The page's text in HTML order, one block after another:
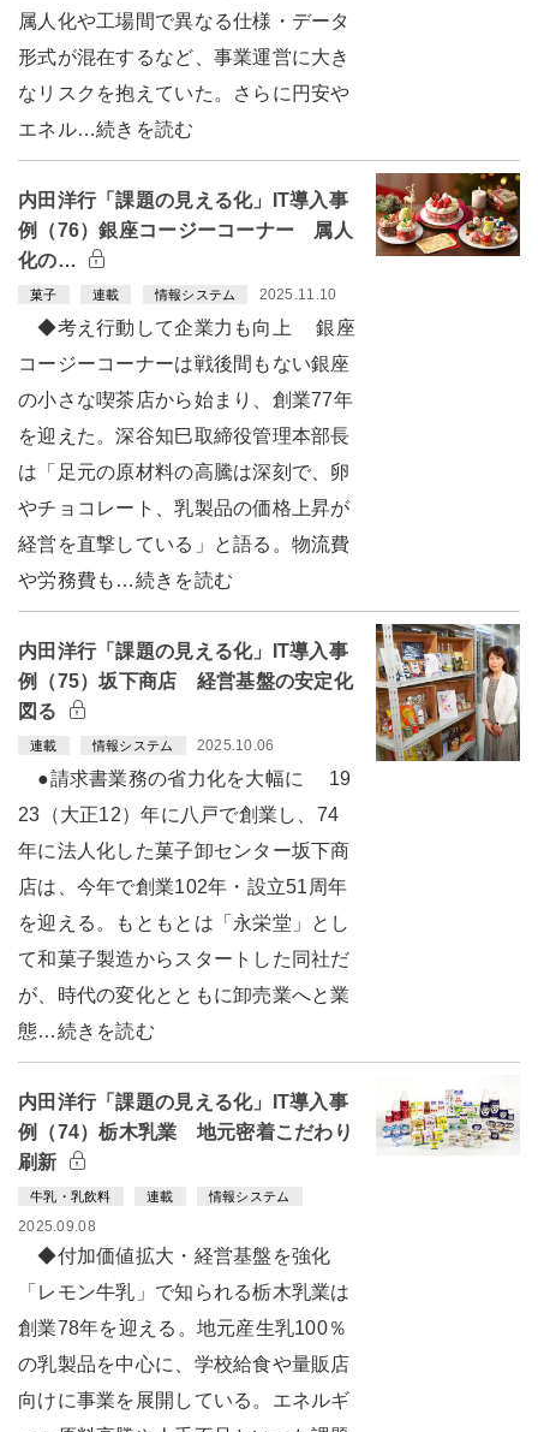
属人化や工場間で異なる仕様・データ
形式が混在するなど、事業運営に大き
なリスクを抱えていた。さらに円安や
エネル…続きを読む
内田洋行「課題の見える化」IT導入事
例（76）銀座コージーコーナー 属人
化の…
菓子 連載 情報システム 2025.11.10
◆考え行動して企業力も向上 銀座
コージーコーナーは戦後間もない銀座
の小さな喫茶店から始まり、創業77年
を迎えた。深谷知巳取締役管理本部長
は「足元の原材料の高騰は深刻で、卵
やチョコレート、乳製品の価格上昇が
経営を直撃している」と語る。物流費
や労務費も…続きを読む
内田洋行「課題の見える化」IT導入事
例（75）坂下商店 経営基盤の安定化
図る
連載 情報システム 2025.10.06
●請求書業務の省力化を大幅に 19
23（大正12）年に八戸で創業し、74
年に法人化した菓子卸センター坂下商
店は、今年で創業102年・設立51周年
を迎える。もともとは「永栄堂」とし
て和菓子製造からスタートした同社だ
が、時代の変化とともに卸売業へと業
態…続きを読む
内田洋行「課題の見える化」IT導入事
例（74）栃木乳業 地元密着こだわり
刷新
牛乳・乳飲料 連載 情報システム
2025.09.08
◆付加価値拡大・経営基盤を強化
「レモン牛乳」で知られる栃木乳業は
創業78年を迎える。地元産生乳100％
の乳製品を中心に、学校給食や量販店
向けに事業を展開している。エネルギ